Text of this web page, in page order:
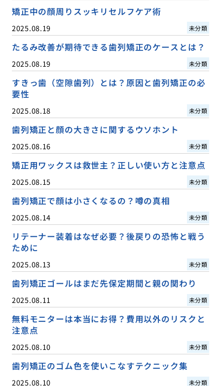
矯正中の顔周りスッキリセルフケア術
2025.08.19 未分類
たるみ改善が期待できる歯列矯正のケースとは？
2025.08.19 未分類
すきっ歯（空隙歯列）とは？原因と歯列矯正の必
要性
2025.08.18 未分類
歯列矯正と顔の大きさに関するウソホント
2025.08.16 未分類
矯正用ワックスは救世主？正しい使い方と注意点
2025.08.15 未分類
歯列矯正で顔は小さくなるの？噂の真相
2025.08.14 未分類
リテーナー装着はなぜ必要？後戻りの恐怖と戦う
ために
2025.08.13 未分類
歯列矯正ゴールはまだ先保定期間と親の関わり
2025.08.11 未分類
無料モニターは本当にお得？費用以外のリスクと
注意点
2025.08.10 未分類
歯列矯正のゴム色を使いこなすテクニック集
2025.08.10 未分類